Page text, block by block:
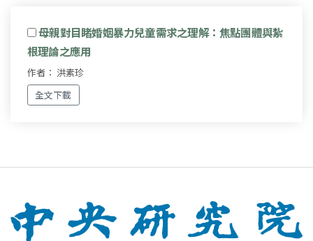
母親對目睹婚姻暴力兒童需求之理解：焦點團體與紮
根理論之應用
作者： 洪素珍
全文下載